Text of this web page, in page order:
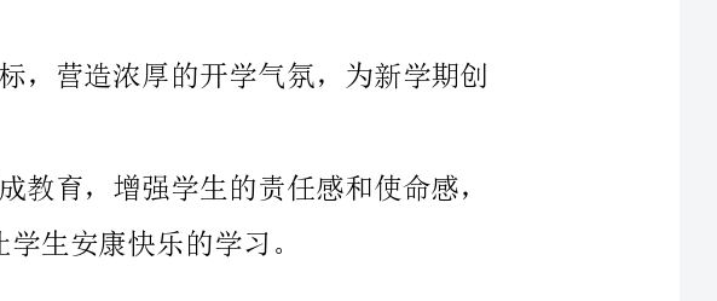
2、进一步加强学生的养成教育，增强学生的责任感和使命感，
庄严的国歌拉开了我校本学期开学典礼的序幕，望着冉冉升起